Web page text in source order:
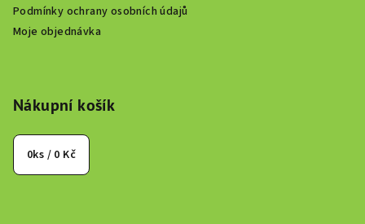
Podmínky ochrany osobních údajů
Moje objednávka
Nákupní košík
0ks / 0 Kč